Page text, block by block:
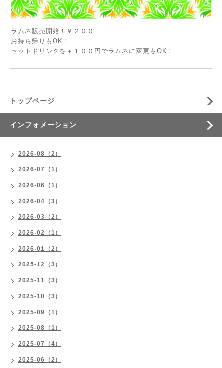
ラムネ販売開始！￥２００
お持ち帰りもOK！
セットドリンクを＋１００円でラムネに変更もOK！
トップページ
インフォメーション
2026-08（2）
2026-07（1）
2026-06（1）
2026-04（3）
2026-03（2）
2026-02（1）
2026-01（2）
2025-12（3）
2025-11（3）
2025-10（3）
2025-09（1）
2025-08（1）
2025-07（4）
2025-06（2）